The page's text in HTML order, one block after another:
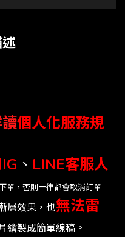
個人化服務規
IG 、 LINE客服人
單，否則一律都會取消訂單
層效果，也無法雷
繪製成簡單線稿。